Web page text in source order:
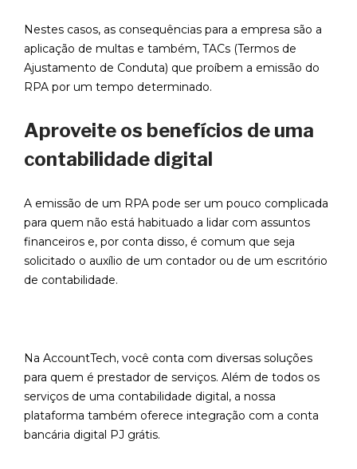
Nestes casos, as consequências para a empresa são a
aplicação de multas e também, TACs (Termos de
Ajustamento de Conduta) que proíbem a emissão do
RPA por um tempo determinado.
Aproveite os benefícios de uma
contabilidade digital
A emissão de um RPA pode ser um pouco complicada
para quem não está habituado a lidar com assuntos
financeiros e, por conta disso, é comum que seja
solicitado o auxílio de um contador ou de um escritório
de contabilidade.
Na AccountTech, você conta com diversas soluções
para quem é prestador de serviços. Além de todos os
serviços de uma contabilidade digital, a nossa
plataforma também oferece integração com a conta
bancária digital PJ grátis.